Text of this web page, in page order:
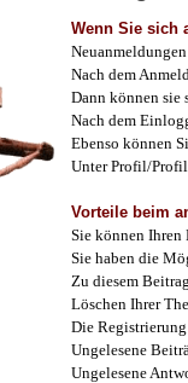
Wenn Sie sich
Nach dem
Dann können sie
Nach dem
Ebenso können
Unter Profil/
Vorteile beim
Sie können Ihren
Sie haben die
Zu diesem
Löschen Ihrer
Die
Ungelesene
Ungelesene